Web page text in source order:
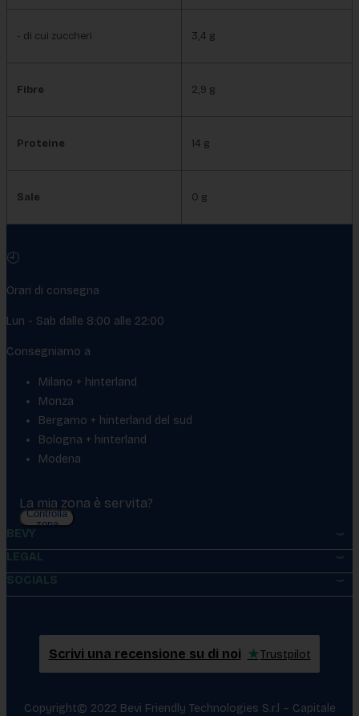
- di cui zuccheri 3,4 g
Fibre 2,9 g
Proteine 14 g
Sale 0 g
🕘
Orari di consegna
Lun - Sab dalle 8:00 alle 22:00
Consegniamo a
Milano + hinterland
Monza
Bergamo + hinterland del sud
Bologna + hinterland
Modena
La mia zona è servita?
Controlla
zona
BEVY
LEGAL
SOCIALS
Scrivi una recensione su di noi ★Trustpilot
Copyright© 2022 Bevi Friendly Technologies S.r.l – Capitale